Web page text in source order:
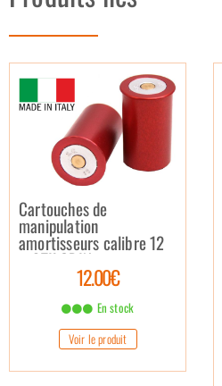
Cartouches de
manipulation
amortisseurs calibre 12
– STILCRIN
12.00€
En stock
Voir le produit